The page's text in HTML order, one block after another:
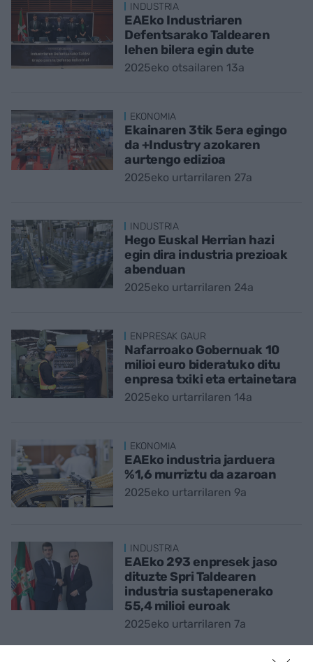
INDUSTRIA
EAEko Industriaren
Defentsarako Taldearen
lehen bilera egin dute
2025eko otsailaren 13a
EKONOMIA
Ekainaren 3tik 5era egingo
da +Industry azokaren
aurtengo edizioa
2025eko urtarrilaren 27a
INDUSTRIA
Hego Euskal Herrian hazi
egin dira industria prezioak
abenduan
2025eko urtarrilaren 24a
ENPRESAK GAUR
Nafarroako Gobernuak 10
milioi euro bideratuko ditu
enpresa txiki eta ertainetara
2025eko urtarrilaren 14a
EKONOMIA
EAEko industria jarduera
%1,6 murriztu da azaroan
2025eko urtarrilaren 9a
INDUSTRIA
EAEko 293 enpresek jaso
dituzte Spri Taldearen
industria sustapenerako
55,4 milioi euroak
2025eko urtarrilaren 7a